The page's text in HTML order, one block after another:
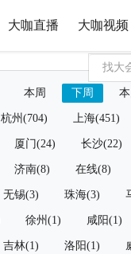
大咖直播 大咖视频
本周 下周
杭州(704) 上海(451)
厦门(24) 长沙(22)
济南(8) 在线(8)
无锡(3) 珠海(3)
徐州(1) 咸阳(1)
吉林(1) 洛阳(1)